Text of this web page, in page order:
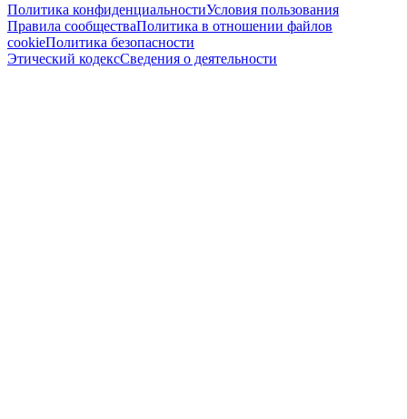
Политика конфиденциальностиУсловия пользования
Правила сообществаПолитика в отношении файлов
cookieПолитика безопасности
Этический кодексСведения о деятельности